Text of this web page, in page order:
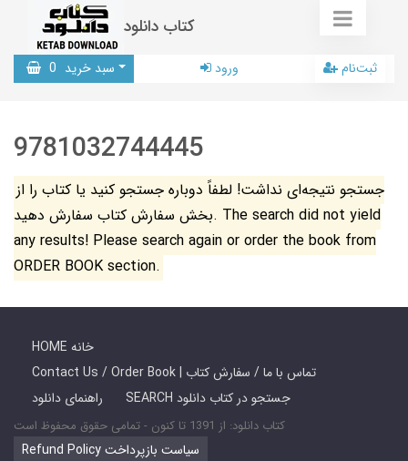
کتاب دانلود
سبد خرید 0 ورود ثبت‌نام
9781032744445
جستجو نتیجه‌ای نداشت! لطفاً دوباره جستجو کنید یا کتاب را از
بخش سفارش کتاب سفارش دهید. The search did not yield
any results! Please search again or order the book from
ORDER BOOK section.
HOME خانه
Contact Us / Order Book | تماس با ما / سفارش کتاب
راهنمای دانلود
SEARCH جستجو در کتاب دانلود
کتاب دانلود: از 1391 تا کنون - تمامی حقوق محفوظ است
Refund Policy سیاست بازپرداخت